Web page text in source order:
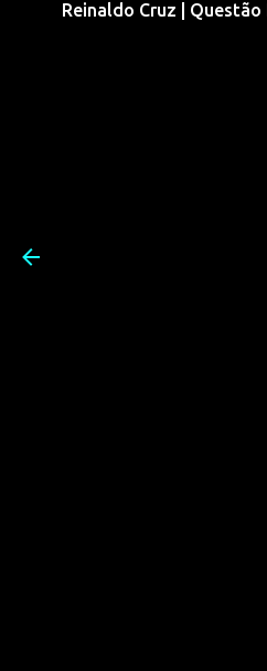
Reinaldo Cruz | Questão